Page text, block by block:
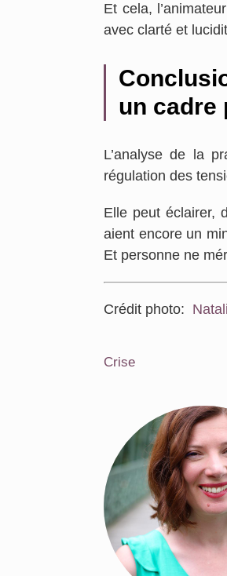
Et cela,
avec clarté et
un cadre
L’analyse de la
régulation des
Elle peut éclairer,
aient encore un
Et personne ne
Crédit photo:
Crise